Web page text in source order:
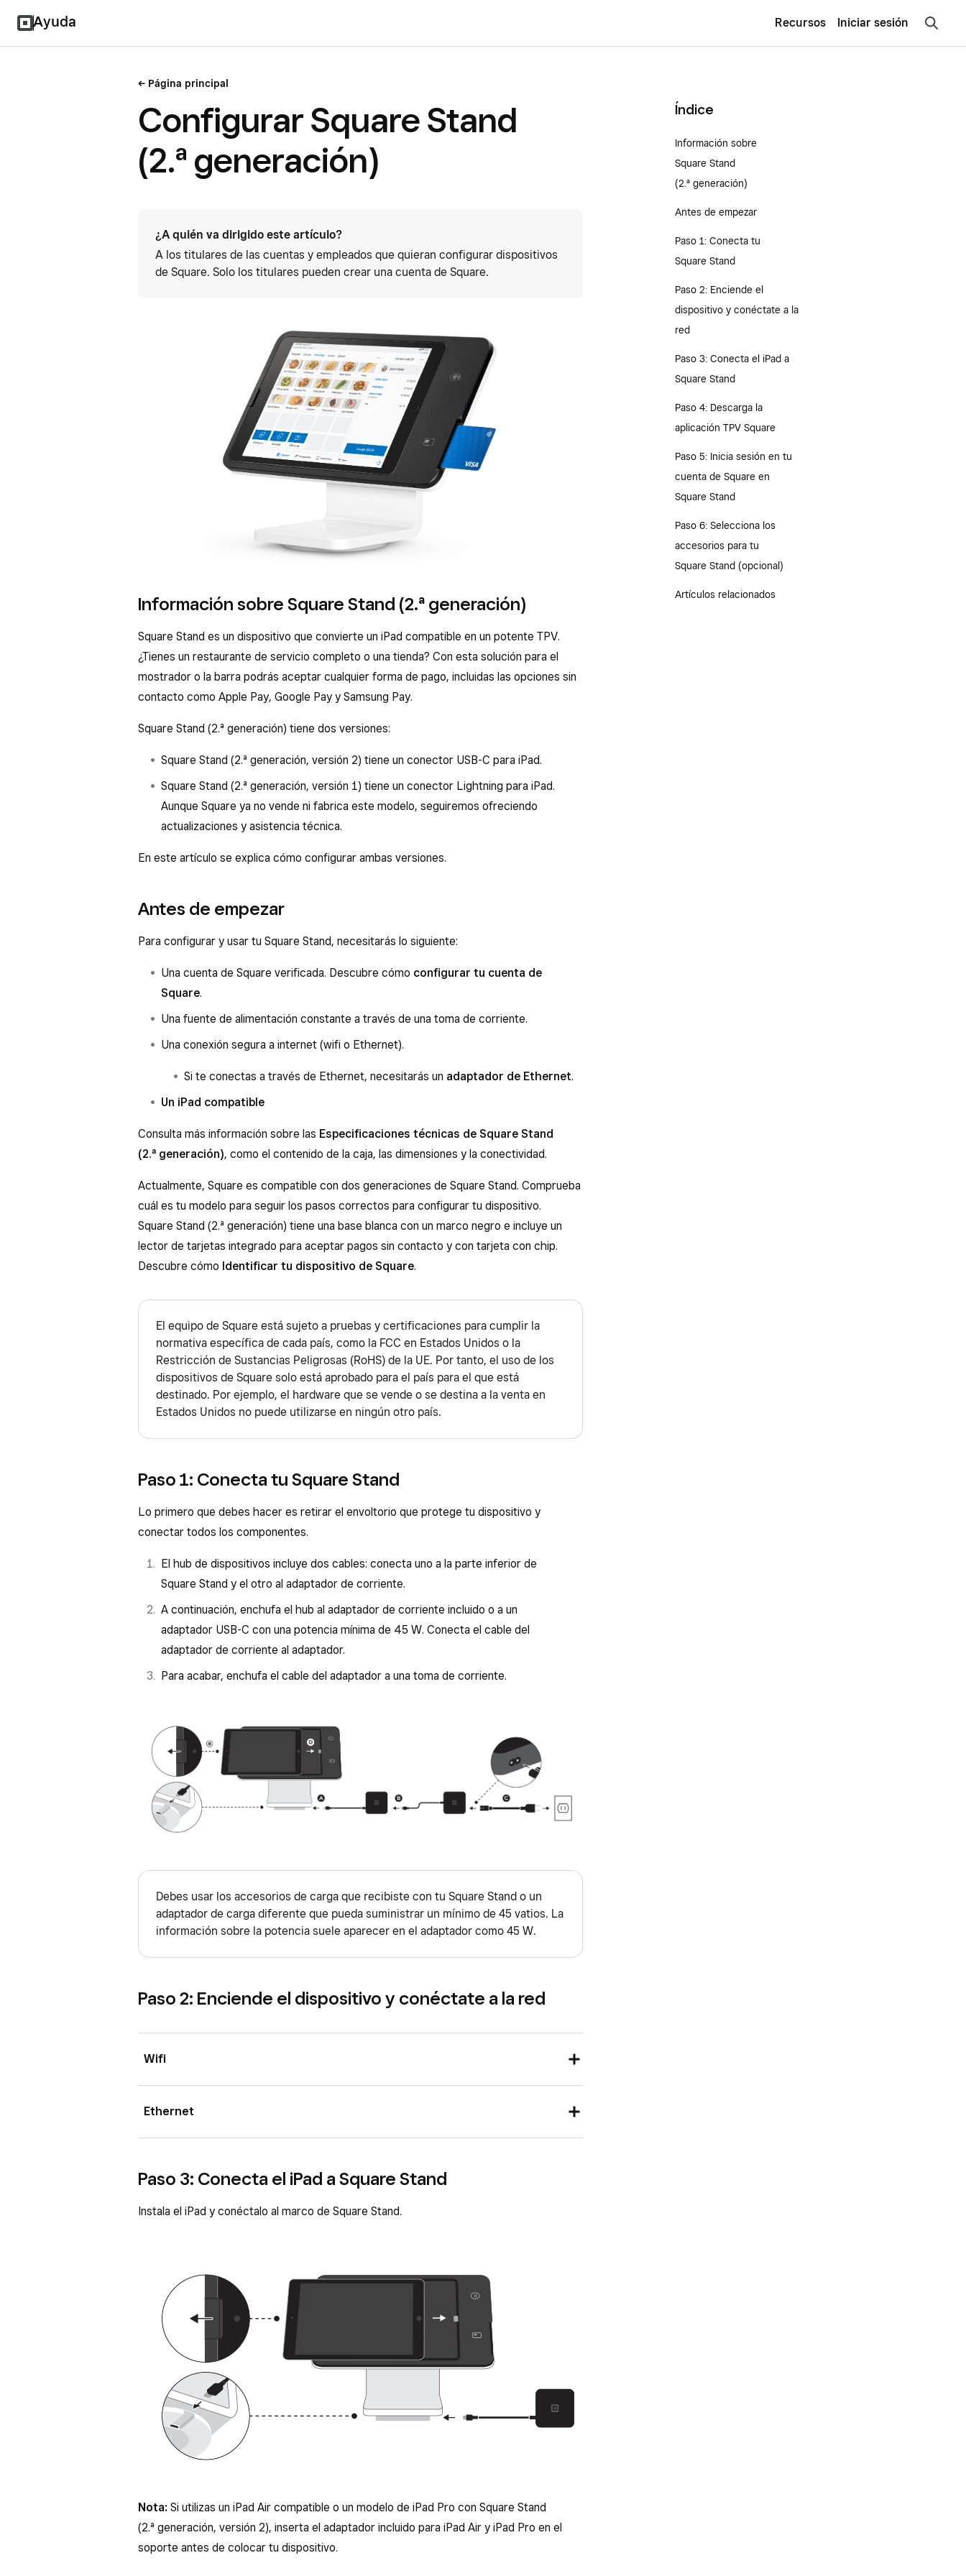
Ayuda Recursos Iniciar sesión
Página principal
Configurar Square Stand
(2.ª generación)
¿A quién va dirigido este artículo?
A los titulares de las cuentas y empleados que quieran configurar dispositivos
de Square. Solo los titulares pueden crear una cuenta de Square.
Información sobre Square Stand (2.ª generación)
Square Stand es un dispositivo que convierte un iPad compatible en un potente TPV.
¿Tienes un restaurante de servicio completo o una tienda? Con esta solución para el
mostrador o la barra podrás aceptar cualquier forma de pago, incluidas las opciones sin
contacto como Apple Pay, Google Pay y Samsung Pay.
Square Stand (2.ª generación) tiene dos versiones:
Square Stand (2.ª generación, versión 2) tiene un conector USB-C para iPad.
Square Stand (2.ª generación, versión 1) tiene un conector Lightning para iPad.
Aunque Square ya no vende ni fabrica este modelo, seguiremos ofreciendo
actualizaciones y asistencia técnica.
En este artículo se explica cómo configurar ambas versiones.
Antes de empezar
Para configurar y usar tu Square Stand, necesitarás lo siguiente:
Una cuenta de Square verificada. Descubre cómo configurar tu cuenta de
Square.
Una fuente de alimentación constante a través de una toma de corriente.
Una conexión segura a internet (wifi o Ethernet).
Si te conectas a través de Ethernet, necesitarás un adaptador de Ethernet.
Un iPad compatible
Consulta más información sobre las Especificaciones técnicas de Square Stand
(2.ª generación), como el contenido de la caja, las dimensiones y la conectividad.
Actualmente, Square es compatible con dos generaciones de Square Stand. Comprueba
cuál es tu modelo para seguir los pasos correctos para configurar tu dispositivo.
Square Stand (2.ª generación) tiene una base blanca con un marco negro e incluye un
lector de tarjetas integrado para aceptar pagos sin contacto y con tarjeta con chip.
Descubre cómo Identificar tu dispositivo de Square.
El equipo de Square está sujeto a pruebas y certificaciones para cumplir la
normativa específica de cada país, como la FCC en Estados Unidos o la
Restricción de Sustancias Peligrosas (RoHS) de la UE. Por tanto, el uso de los
dispositivos de Square solo está aprobado para el país para el que está
destinado. Por ejemplo, el hardware que se vende o se destina a la venta en
Estados Unidos no puede utilizarse en ningún otro país.
Paso 1: Conecta tu Square Stand
Lo primero que debes hacer es retirar el envoltorio que protege tu dispositivo y
conectar todos los componentes.
El hub de dispositivos incluye dos cables: conecta uno a la parte inferior de
Square Stand y el otro al adaptador de corriente.
A continuación, enchufa el hub al adaptador de corriente incluido o a un
adaptador USB-C con una potencia mínima de 45 W. Conecta el cable del
adaptador de corriente al adaptador.
Para acabar, enchufa el cable del adaptador a una toma de corriente.
Debes usar los accesorios de carga que recibiste con tu Square Stand o un
adaptador de carga diferente que pueda suministrar un mínimo de 45 vatios. La
información sobre la potencia suele aparecer en el adaptador como 45 W.
Paso 2: Enciende el dispositivo y conéctate a la red
Wifi
Enciende el iPad que hayas colocado en tu Square Stand.
Ethernet
en lugar del wifi.
Conecta el adaptador Ethernet al hub.
Paso 3: Conecta el iPad a Square Stand
Instala el iPad y conéctalo al marco de Square Stand.
Nota: Si utilizas un iPad Air compatible o un modelo de iPad Pro con Square Stand
(2.ª generación, versión 2), inserta el adaptador incluido para iPad Air y iPad Pro en el
soporte antes de colocar tu dispositivo.
Índice
Información sobre
Square Stand
(2.ª generación)
Antes de empezar
Paso 1: Conecta tu
Square Stand
Paso 2: Enciende el
dispositivo y conéctate a la
red
Paso 3: Conecta el iPad a
Square Stand
Paso 4: Descarga la
aplicación TPV Square
Paso 5: Inicia sesión en tu
cuenta de Square en
Square Stand
Paso 6: Selecciona los
accesorios para tu
Square Stand (opcional)
Artículos relacionados